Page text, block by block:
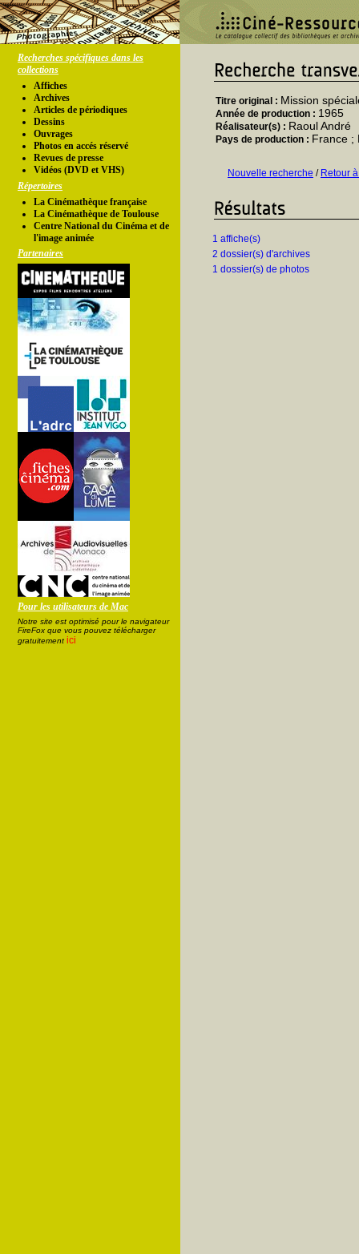
Recherches spécifiques dans les
collections
Affiches
Archives
Articles de périodiques
Dessins
Ouvrages
Photos en accés réservé
Revues de presse
Vidéos (DVD et VHS)
Répertoires
La Cinémathèque française
La Cinémathèque de Toulouse
Centre National du Cinéma et de
l'image animée
Partenaires
Pour les utilisateurs de Mac
Notre site est optimisé pour le navigateur
FireFox que vous pouvez télécharger
gratuitement ici
Titre original : Mission
Année de production : 1965
Réalisateur(s) : Raoul André
Pays de production : France ;
Nouvelle recherche / Retour
1 affiche(s)
2 dossier(s) d'archives
1 dossier(s) de photos